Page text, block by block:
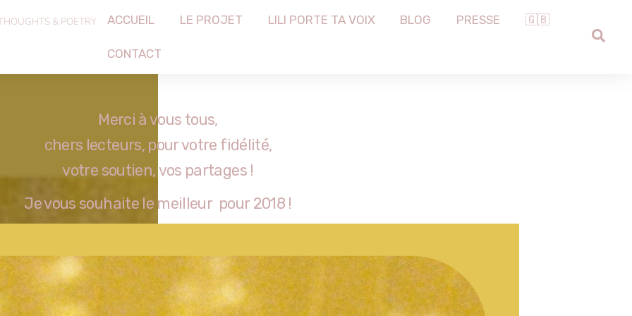
& POETRY ACCUEIL LE PROJET LILI PORTE TA VOIX BLOG PRESSE 🇬🇧
CONTACT
Merci à vous tous,
chers lecteurs, pour votre fidélité,
votre soutien, vos partages !
Je vous souhaite le meilleur pour 2018 !